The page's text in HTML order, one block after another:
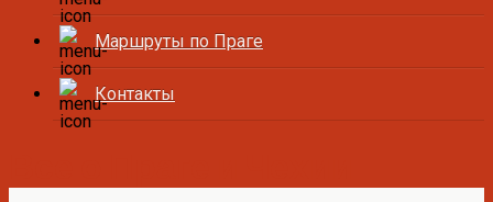
Маршруты по Праге
Контакты